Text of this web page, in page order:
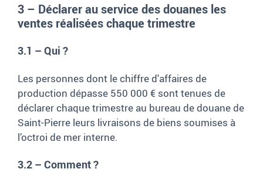
3 – Déclarer au service des douanes les
ventes réalisées chaque trimestre
3.1 – Qui ?
Les personnes dont le chiffre d'affaires de
production dépasse 550 000 € sont tenues de
déclarer chaque trimestre au bureau de douane de
Saint-Pierre leurs livraisons de biens soumises à
l’octroi de mer interne.
3.2 – Comment ?